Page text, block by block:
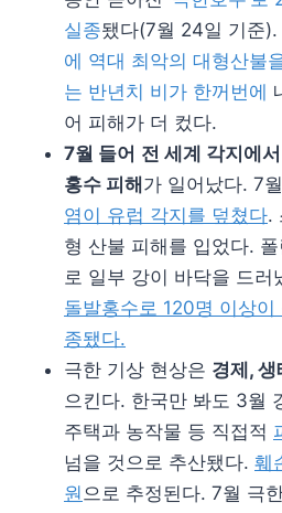
실종됐다(7월 24일 기준).
에 역대 최악의 대형산불
는 반년치 비가 한꺼번에
어 피해가 더 컸다.
7월 들어 전 세계 각지에
홍수 피해가 일어났다. 7
염이 유럽 각지를 덮쳤다.
형 산불 피해를 입었다.
로 일부 강이 바닥을 드러
돌발홍수로 120명 이상이
종됐다.
극한 기상 현상은 경제,
으킨다. 한국만 봐도 3월
주택과 농작물 등 직접적
넘을 것으로 추산됐다. 훼
원 으로 추정된다. 7월 극